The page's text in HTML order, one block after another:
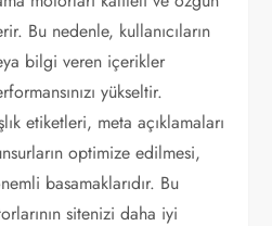
Bu nedenle, kullanıcıların
bilgi veren içerikler
yükseltir.
etiketleri, meta açıklamaları
optimize edilmesi,
basamaklarıdır. Bu
sitenizi daha iyi